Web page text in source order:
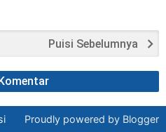
Puisi Sebelumnya
Proudly powered by Blogger